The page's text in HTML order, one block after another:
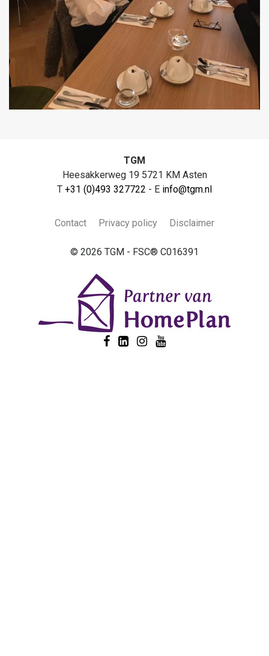
TGM
Heesakkerweg 19 5721 KM Asten
T +31 (0)493 327722 - E info@tgm.nl
Contact Privacy policy Disclaimer
© 2026 TGM - FSC® C016391